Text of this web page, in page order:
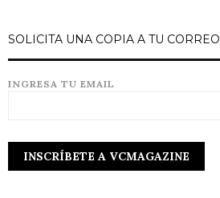
SOLICITA UNA COPIA A TU CORREO
INGRESA TU EMAIL